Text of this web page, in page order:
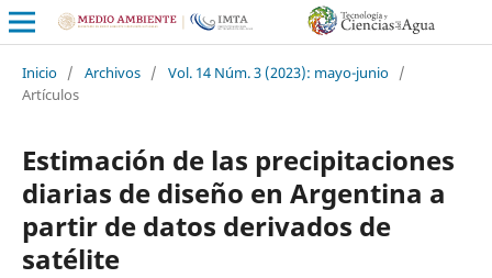
Inicio / Archivos / Vol. 14 Núm. 3 (2023): mayo-junio /
Artículos
Estimación de las precipitaciones
diarias de diseño en Argentina a
partir de datos derivados de
satélite